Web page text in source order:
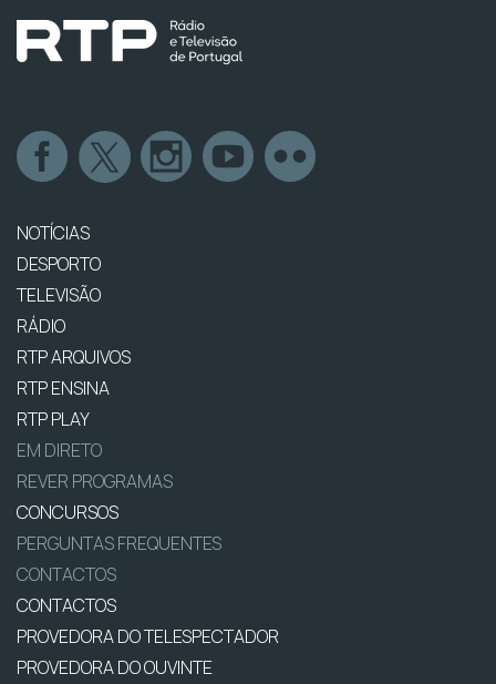
NOTÍCIAS
DESPORTO
TELEVISÃO
RÁDIO
RTP ARQUIVOS
RTP ENSINA
RTP PLAY
EM DIRETO
REVER PROGRAMAS
CONCURSOS
PERGUNTAS FREQUENTES
CONTACTOS
CONTACTOS
PROVEDORA DO TELESPECTADOR
PROVEDORA DO OUVINTE